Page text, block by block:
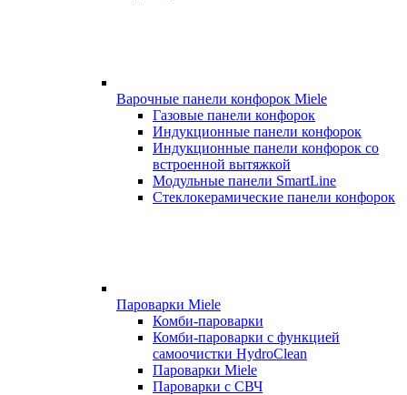
Варочные панели конфорок Miele
Газовые панели конфорок
Индукционные панели конфорок
Индукционные панели конфорок со
встроенной вытяжкой
Модульные панели SmartLine
Стеклокерамические панели конфорок
Пароварки Miele
Комби-пароварки
Комби-пароварки с функцией
самоочистки HydroClean
Пароварки Miele
Пароварки с СВЧ